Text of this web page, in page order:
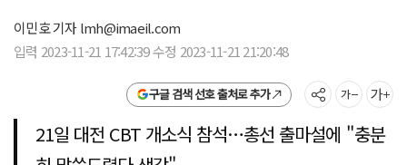
이민호 기자lmh@imaeil.com
입력 2023-11-21 17:42:39 수정 2023-11-21 21:20:48
구글 검색 선호 출처로 추가
21일 대전 CBT 개소식 참석…총선 출마설에 "충분